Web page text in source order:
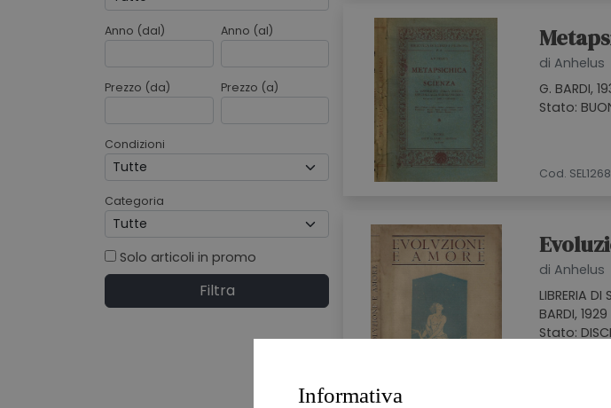
Anno (dal) Anno (al)
Prezzo (da) Prezzo (a)
Condizioni
Categoria
Solo articoli in promo
Filtra
di Anhelus
G. BARDI,
Stato:
Cod. SEL1268
di Anhelus
LIBRERIA DI
BARDI, 1929
Stato:
Informativa